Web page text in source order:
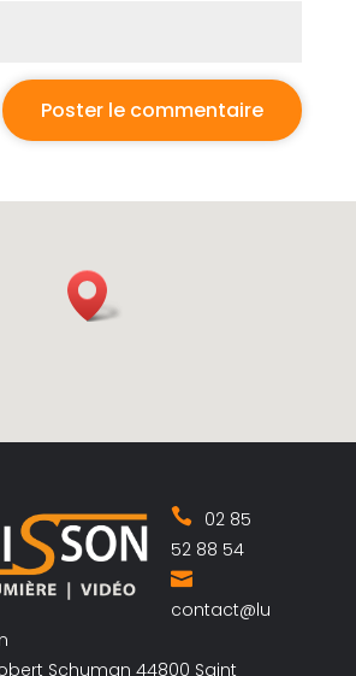
02 85
52 88 54
contact@lu
Schuman 44800 Saint